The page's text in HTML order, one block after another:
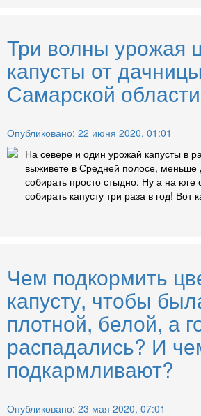
Три волны урожая
капусты от
Самарской
Опубликовано: 22 июня 2020, 01:01
На севере и один урожай капусты в
выживете в Средней полосе, меньше
собирать просто стыдно. Ну а на юге
собирать капусту три раза в год! Вот
Чем подкормить
капусту, чтобы
плотной, белой, а
распадались? И
подкармливают?
Опубликовано: 23 мая 2020, 07:01